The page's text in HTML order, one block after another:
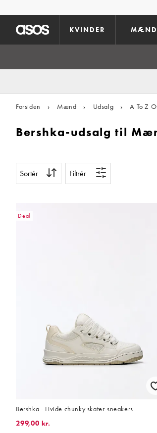
KVINDER MÆND
Forsiden › Mænd › Udsalg › A To Z
Bershka-udsalg til
Sortér Filtrér
Deal
Bershka - Hvide chunky skater-sneakers
299,00 kr.